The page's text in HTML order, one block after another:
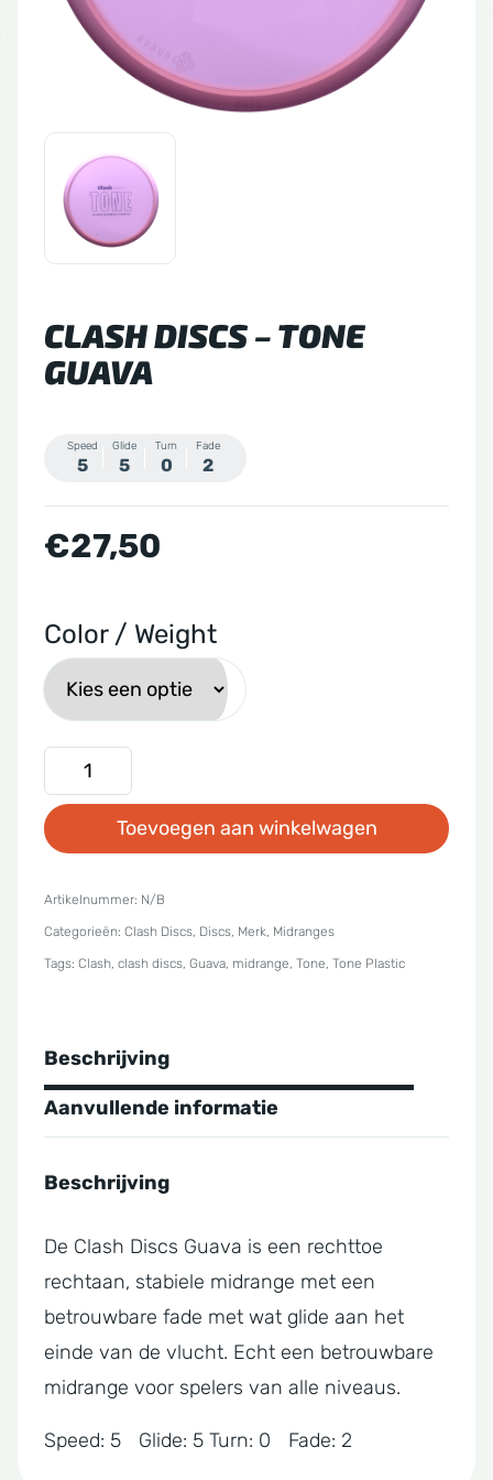
Sacs
CLASH DISCS – TONE
GUAVA
Speed
5
Glide
5
Turn
0
Fade
2
€27,50
Color / Weight
Clash
Discs
-
Guava
aantal
Toevoegen aan winkelwagen
Artikelnummer: N/B
Categorieën: Clash Discs, Discs, Merk, Midranges
Tags: Clash, clash discs, Guava, midrange, Tone, Tone Plastic
Beschrijving
Aanvullende informatie
Beschrijving
De Clash Discs Guava is een rechttoe
rechtaan, stabiele midrange met een
betrouwbare fade met wat glide aan het
einde van de vlucht. Echt een betrouwbare
midrange voor spelers van alle niveaus.
Speed: 5 Glide: 5 Turn: 0 Fade: 2